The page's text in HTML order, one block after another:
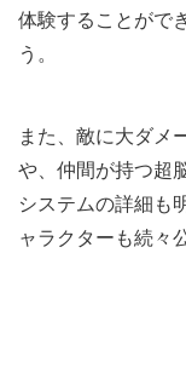
体験することがで
う。
また、敵に大ダメ
や、仲間が持つ超
システムの詳細も
ャラクターも続々